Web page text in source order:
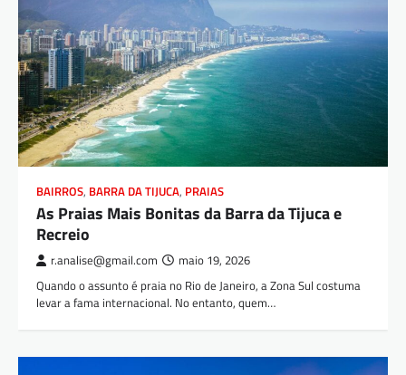
BAIRROS, BARRA DA TIJUCA, PRAIAS
As Praias Mais Bonitas da Barra da Tijuca e
Recreio
r.analise@gmail.com maio 19, 2026
Quando o assunto é praia no Rio de Janeiro, a Zona Sul costuma
levar a fama internacional. No entanto, quem…